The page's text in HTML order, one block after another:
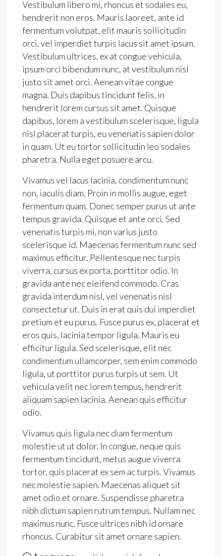
Vestibulum libero mi, rhoncus et sodales eu,
hendrerit non eros. Mauris laoreet, ante id
fermentum volutpat, elit mauris sollicitudin
orci, vel imperdiet turpis lacus sit amet ipsum.
Vestibulum ultrices, ex at congue vehicula,
ipsum orci bibendum nunc, at vestibulum nisl
justo sit amet orci. Aenean vitae congue
magna. Duis dapibus tincidunt felis, in
hendrerit lorem cursus sit amet. Quisque
dapibus, lorem a vestibulum scelerisque, ligula
nisl placerat turpis, eu venenatis sapien dolor
in quam. Ut eu tortor sollicitudin leo sodales
pharetra. Nulla eget posuere arcu.
Vivamus vel lacus lacinia, condimentum nunc
non, iaculis diam. Proin in mollis augue, eget
fermentum quam. Donec semper purus ut ante
tempus gravida. Quisque et ante orci. Sed
venenatis turpis mi, non varius justo
scelerisque id. Maecenas fermentum nunc sed
maximus efficitur. Pellentesque nec turpis
viverra, cursus ex porta, porttitor odio. In
gravida ante nec eleifend commodo. Cras
gravida interdum nisl, vel venenatis nisl
consectetur ut. Duis in erat quis dui imperdiet
pretium et eu purus. Fusce purus ex, placerat et
eros quis, lacinia tempor ligula. Mauris eu
efficitur ligula. Sed scelerisque, elit nec
condimentum ullamcorper, sem enim commodo
ligula, ut porttitor purus turpis ut sem. Ut
vehicula velit nec lorem tempus, hendrerit
aliquam sapien lacinia. Aenean quis efficitur
odio.
Vivamus quis ligula nec diam fermentum
molestie ut ut dolor. In congue, neque quis
fermentum tincidunt, metus augue viverra
tortor, quis placerat ex sem ac turpis. Vivamus
nec molestie sapien. Maecenas aliquet sit
amet odio et ornare. Suspendisse pharetra
nibh dictum sapien rutrum tempus. Nullam nec
maximus nunc. Fusce ultrices nibh id ornare
rhoncus. Curabitur sit amet ornare sapien.